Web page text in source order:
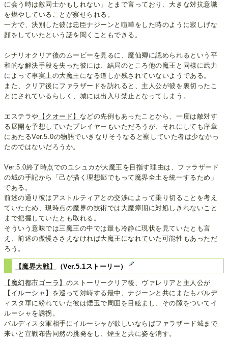
に会う時は敵同士かもしれない」とまで言っており、大きな対抗意識
を燃やしていることが察せられる。
一方で、決別した彼は忠臣ナジーンと喧嘩をした時のように寂しげな
顔をしていたという話を聞くこともできる。
シナリオクリア後のムービーを見るに、魔仙卿に認められるという平
和的な解決手段を失った彼には、結局のところ他の魔王と同様に武力
によって事実上の大魔王になる道しか残されていないようである。
また、クリア後にファラザードを訪れると、主人公が彼を裏切ったこ
とにされているらしく、城には出入り禁止となってしまう。
エステラや 【クオード】 などの先例もあったことから、一度は敵対す
る展開を予想していたプレイヤーもいただろうが、それにしても序章
にあたるVer.5.0の物語でいきなりそうなると察していた者は少なかっ
たのではないだろうか。
Ver.5.0終了時点でのユシュカが大魔王を目指す理由は、ファラザード
の城の手記から「己が描く理想郷でもって魔界全土を統一するため」
である。
前述の通り彼はアストルティアとの交渉によって乗り切ることを考え
ていたため、現時点の魔界の技術では大魔瘴期に対処しきれないこと
まで把握していたとも取れる。
そういう意味では三魔王の中では最も冷静に現状を見ていたとも言
え、前述の傲慢ささえなければ大魔王になれていた可能性もあっただ
ろう。
【魔界大戦】 （Ver.5.1ストーリー）
【魔幻都市ゴーラ】 のストーリークリア後、ヴァレリアと主人公が
【イルーシャ】 を巡って対峙する最中、ナジーンと共にまたもバルデ
ィスタ軍に紛れていた彼は煙玉で周囲を目眩まし、その隙をついてイ
ルーシャを誘拐。
バルディスタ軍相手にイルーシャが欲しいならばファラザード城まで
来いと宣戦布告同然の挑発をし、煙玉と共に姿を消す。